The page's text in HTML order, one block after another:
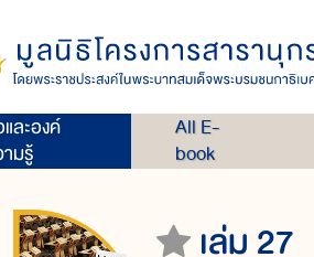
ละองค์
มรู้
All E-
book
เล่ม 27